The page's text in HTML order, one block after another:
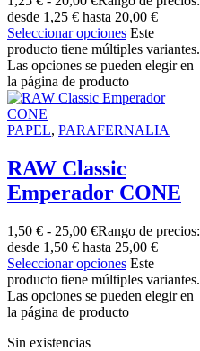
desde 1,25 € hasta 20,00 €
Seleccionar opciones Este
producto tiene múltiples variantes.
Las opciones se pueden elegir en
la página de producto
PAPEL, PARAFERNALIA
RAW Classic
Emperador CONE
1,50 € - 25,00 €Rango de precios:
desde 1,50 € hasta 25,00 €
Seleccionar opciones Este
producto tiene múltiples variantes.
Las opciones se pueden elegir en
la página de producto
Sin existencias